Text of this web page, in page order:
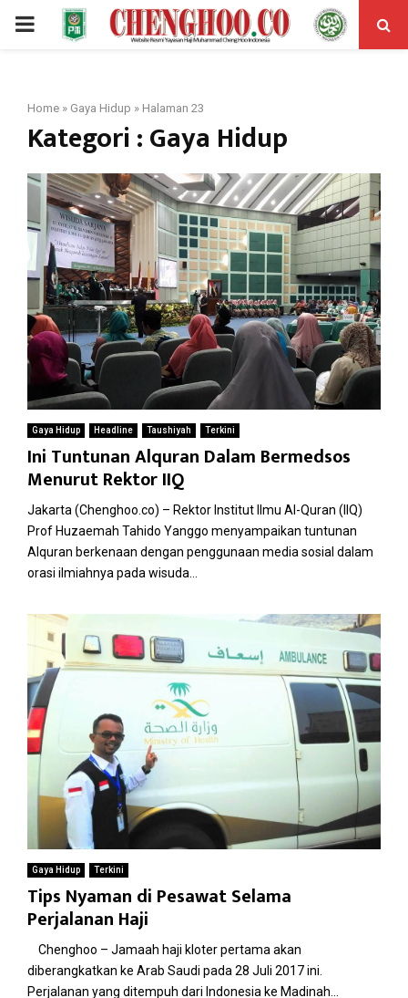
PRIMARY
Home » Gaya Hidup » Halaman 23
Kategori : Gaya Hidup
Gaya Hidup Headline Taushiyah Terkini
Ini Tuntunan Alquran Dalam Bermedsos
Menurut Rektor IIQ
Jakarta (Chenghoo.co) – Rektor Institut Ilmu Al-Quran (IIQ)
Prof Huzaemah Tahido Yanggo menyampaikan tuntunan
Alquran berkenaan dengan penggunaan media sosial dalam
orasi ilmiahnya pada wisuda...
Gaya Hidup Terkini
Tips Nyaman di Pesawat Selama
Perjalanan Haji
Chenghoo – Jamaah haji kloter pertama akan
diberangkatkan ke Arab Saudi pada 28 Juli 2017 ini.
Perjalanan yang ditempuh dari Indonesia ke Madinah...